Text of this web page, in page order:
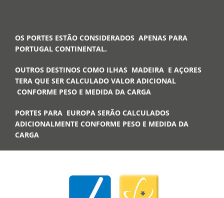
OS PORTES ESTÃO CONSIDERADOS APENAS PARA
PORTUGAL CONTINENTAL.
OUTROS DESTINOS COMO ILHAS MADEIRA E AÇORES
TERA QUE SER CALCULADO VALOR ADICIONAL
CONFORME PESO E MEDIDA DA CARGA
PORTES PARA EUROPA SERÃO CALCULADOS
ADICIONALMENTE CONFORME PESO E MEDIDA DA
CARGA